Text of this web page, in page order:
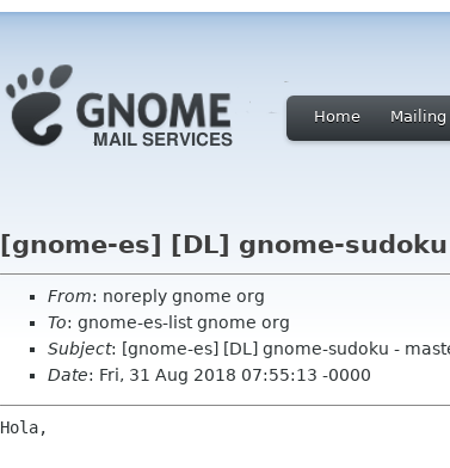
Home Mailing
[gnome-es] [DL] gnome-
From: noreply gnome org
To: gnome-es-list gnome org
Subject: [gnome-es] [DL] gnome-sudoku -
Date: Fri, 31 Aug 2018 07:55:13 -0000
Hola,